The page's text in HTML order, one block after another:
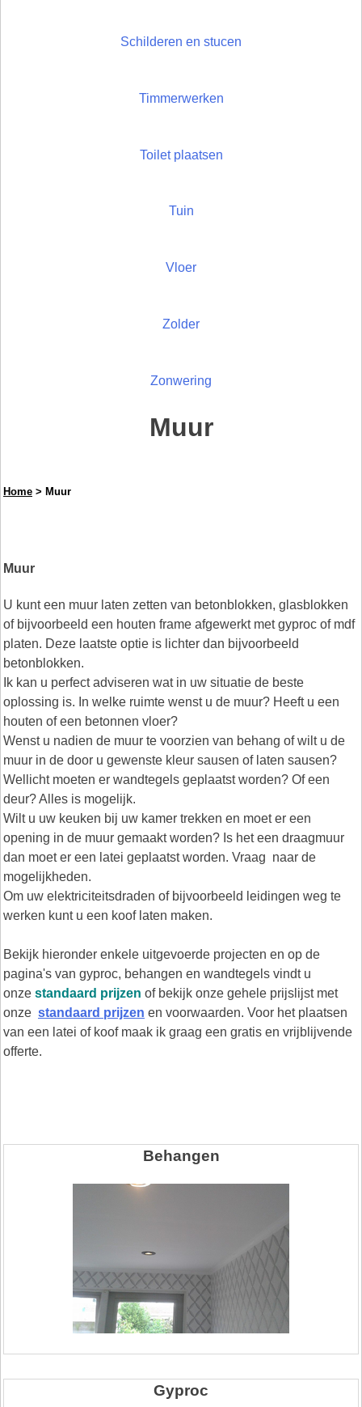
Schilderen en stucen
Timmerwerken
Toilet plaatsen
Tuin
Vloer
Zolder
Zonwering
Muur
Home > Muur
Muur
U kunt een muur laten zetten van betonblokken, glasblokken
of bijvoorbeeld een houten frame afgewerkt met gyproc of mdf
platen. Deze laatste optie is lichter dan bijvoorbeeld
betonblokken.
Ik kan u perfect adviseren wat in uw situatie de beste
oplossing is. In welke ruimte wenst u de muur? Heeft u een
houten of een betonnen vloer?
Wenst u nadien de muur te voorzien van behang of wilt u de
muur in de door u gewenste kleur sausen of laten sausen?
Wellicht moeten er wandtegels geplaatst worden? Of een
deur? Alles is mogelijk.
Wilt u uw keuken bij uw kamer trekken en moet er een
opening in de muur gemaakt worden? Is het een draagmuur
dan moet er een latei geplaatst worden. Vraag naar de
mogelijkheden.
Om uw elektriciteitsdraden of bijvoorbeeld leidingen weg te
werken kunt u een koof laten maken.
Bekijk hieronder enkele uitgevoerde projecten en op de
pagina's van gyproc, behangen en wandtegels vindt u
onze standaard prijzen of bekijk onze gehele prijslijst met
onze standaard prijzen en voorwaarden. Voor het plaatsen
van een latei of koof maak ik graag een gratis en vrijblijvende
offerte.
Behangen
Gyproc